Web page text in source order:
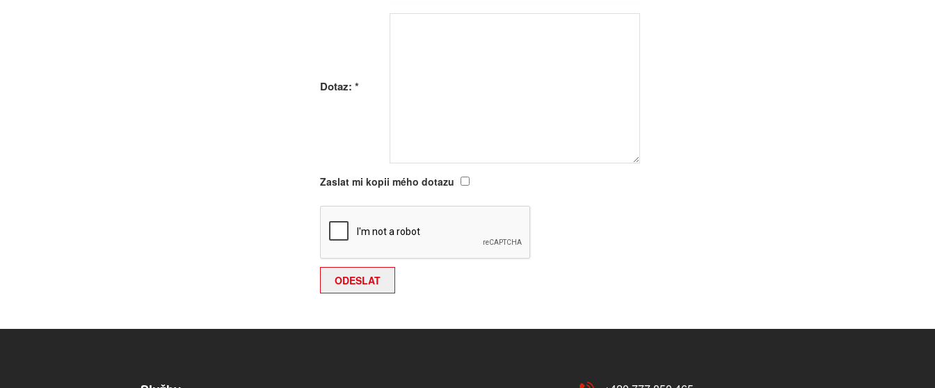
Dotaz: *
Zaslat mi kopii mého dotazu